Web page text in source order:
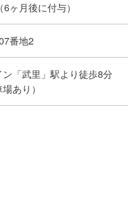
ヶ月後に付与）
番地2
「武里」駅より徒歩8分
あり）